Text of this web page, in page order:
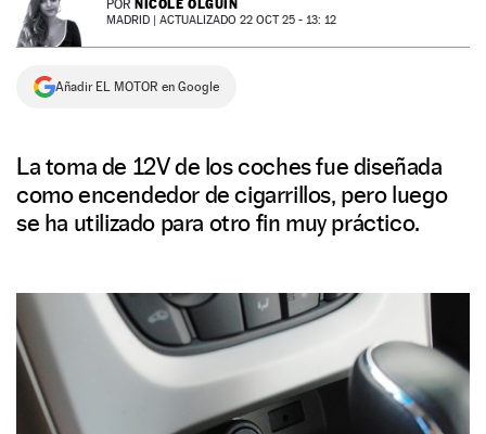
NEWSLETTER
SÍGUENOS
POR NICOLE OLGUÍN
MADRID | ACTUALIZADO 22 OCT 25 - 13: 12
Añadir EL MOTOR en Google
La toma de 12V de los coches fue diseñada
como encendedor de cigarrillos, pero luego
se ha utilizado para otro fin muy práctico.